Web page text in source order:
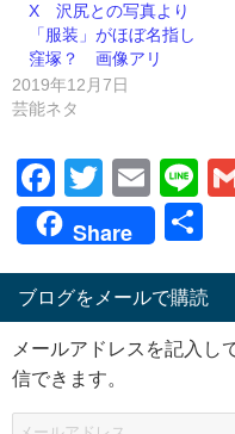
X 沢尻との写真より
「服装」がほぼ名指し
窪塚？ 画像アリ
2019年12月7日
芸能ネタ
Facebook
Twitter
Share
ブログをメールで購読
メールアドレスを記入し
信できます。